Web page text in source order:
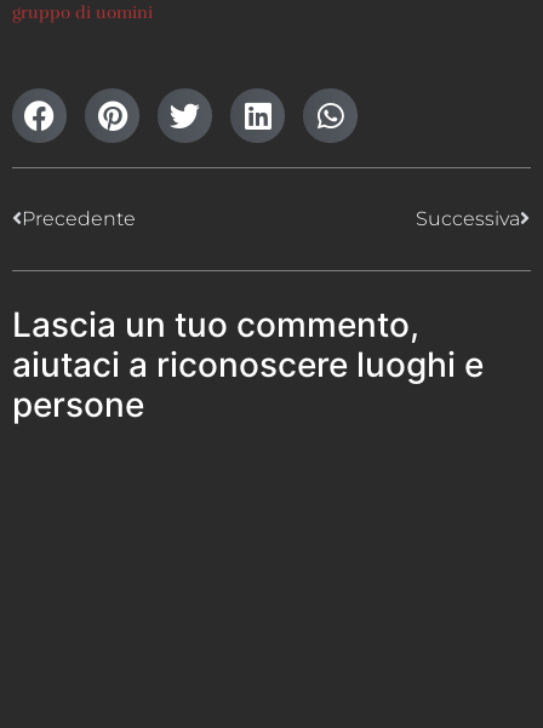
gruppo di uomini
Precedente Successiva
Lascia un tuo commento,
aiutaci a riconoscere luoghi e
persone